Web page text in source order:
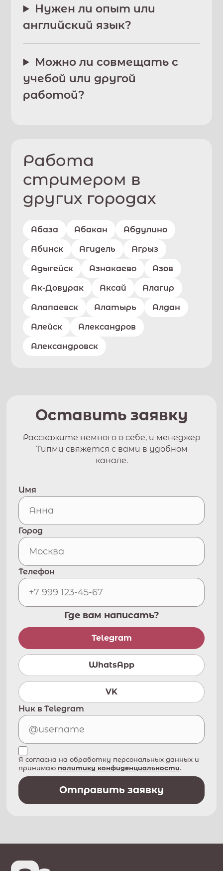
Нужен ли опыт или
английский язык?
Можно ли совмещать с
учебой или другой
работой?
Работа
стримером в
других городах
Абаза Абакан Абдулино
Абинск Агидель Агрыз
Адыгейск Азнакаево Азов
Ак-Довурак Аксай Алагир
Алапаевск Алатырь Алдан
Алейск Александров
Александровск
Оставить заявку
Расскажите немного о себе, и менеджер
Типми свяжется с вами в удобном
канале.
Имя
Город
Телефон
Где вам написать?
Telegram
WhatsApp
VK
Ник в Telegram
Я согласна на обработку персональных данных и
принимаю политику конфиденциальности.
Отправить заявку